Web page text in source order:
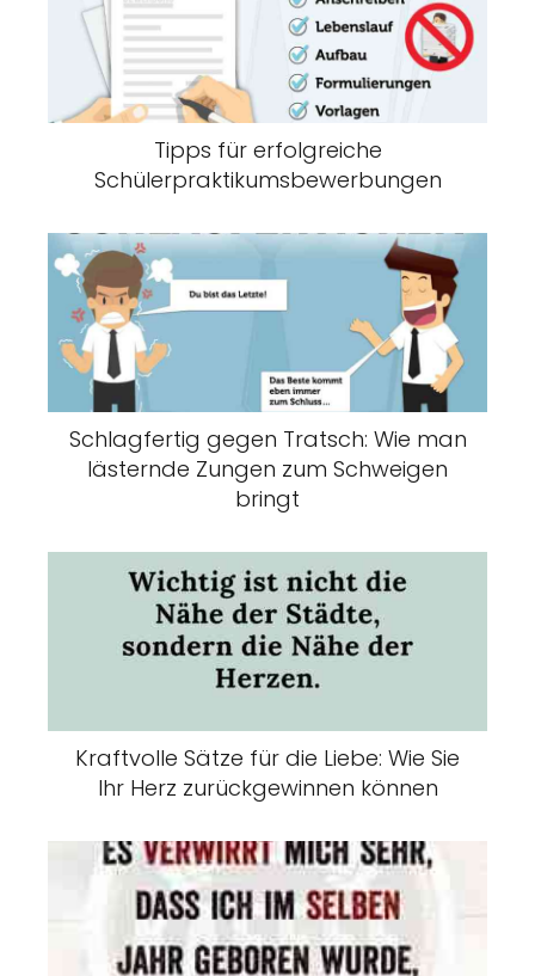
Tipps für erfolgreiche
Schülerpraktikumsbewerbungen
Schlagfertig gegen Tratsch: Wie man
lästernde Zungen zum Schweigen
bringt
Kraftvolle Sätze für die Liebe: Wie Sie
Ihr Herz zurückgewinnen können